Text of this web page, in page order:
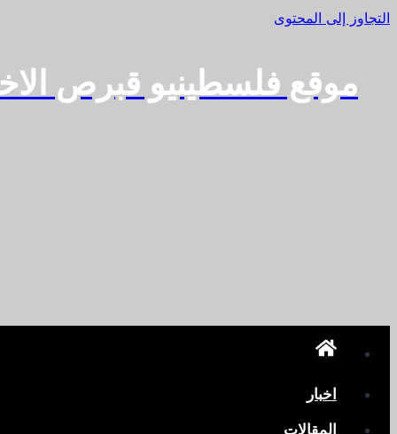
التجاوز إلى المحتوى
موقع فلسطينيو قبرص
اخبار
المقالات